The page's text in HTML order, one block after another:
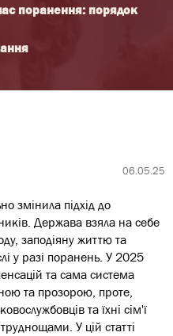
поранення: порядок
06.05.25
змінила підхід до
Держава взяла на себе
заподіяну життю та
у разі поранень. У 2025
та сама система
та прозорою, проте,
та їхні сім'ї
У цій статті